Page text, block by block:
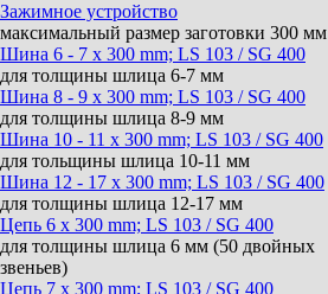
Зажимное устройство
максимальный размер заготовки 300 мм
Шина 6 - 7 x 300 mm; LS 103 / SG 400
для толщины шлица 6-7 мм
Шина 8 - 9 x 300 mm; LS 103 / SG 400
для толщины шлица 8-9 мм
Шина 10 - 11 x 300 mm; LS 103 / SG 400
для тольщины шлица 10-11 мм
Шина 12 - 17 x 300 mm; LS 103 / SG 400
для толщины шлица 12-17 мм
Цепь 6 x 300 mm; LS 103 / SG 400
для толщины шлица 6 мм (50 двойных
звеньев)
Цепь 7 x 300 mm; LS 103 / SG 400